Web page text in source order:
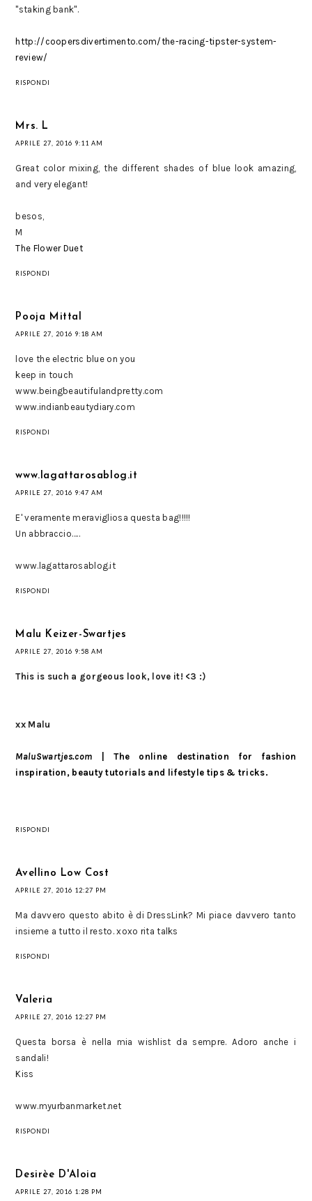
"staking bank".
http://coopersdivertimento.com/the-racing-tipster-system-
review/
RISPONDI
Mrs. L
APRILE 27, 2016 9:11 AM
Great color mixing, the different shades of blue look amazing,
and very elegant!
besos,
M
The Flower Duet
RISPONDI
Pooja Mittal
APRILE 27, 2016 9:18 AM
love the electric blue on you
keep in touch
www.beingbeautifulandpretty.com
www.indianbeautydiary.com
RISPONDI
www.lagattarosablog.it
APRILE 27, 2016 9:47 AM
E' veramente meravigliosa questa bag!!!!!
Un abbraccio…..
www.lagattarosablog.it
RISPONDI
Malu Keizer-Swartjes
APRILE 27, 2016 9:58 AM
This is such a gorgeous look, love it! <3 :)
xx Malu
MaluSwartjes.com
| The online destination for fashion
inspiration, beauty tutorials and lifestyle tips & tricks.
RISPONDI
Avellino Low Cost
APRILE 27, 2016 12:27 PM
Ma davvero questo abito è di DressLink? Mi piace davvero tanto
insieme a tutto il resto. xoxo rita talks
RISPONDI
Valeria
APRILE 27, 2016 12:27 PM
Questa borsa è nella mia wishlist da sempre. Adoro anche i
sandali!
Kiss
www.myurbanmarket.net
RISPONDI
Desirèe D'Aloia
APRILE 27, 2016 1:28 PM